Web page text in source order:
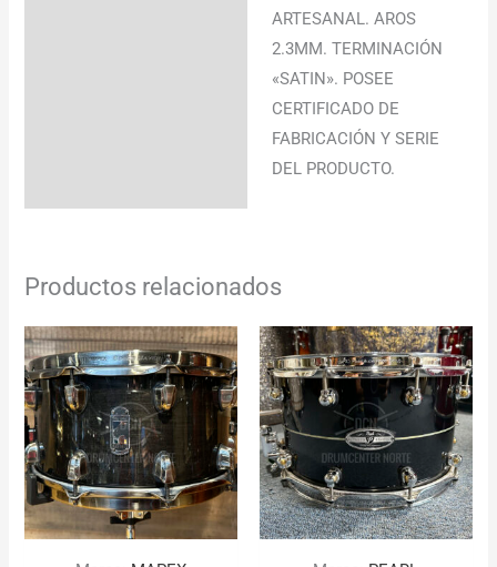
ARTESANAL. AROS
2.3MM. TERMINACIÓN
«SATIN». POSEE
CERTIFICADO DE
FABRICACIÓN Y SERIE
DEL PRODUCTO.
Productos relacionados